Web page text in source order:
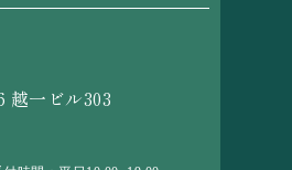
越一ビル303